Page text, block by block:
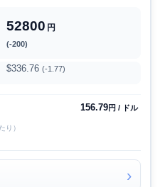
52800 円
(-200)
$336.76 (-1.77)
156.79円 / ドル
り）